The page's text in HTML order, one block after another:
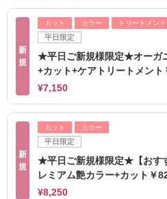
新
規
カット カラー トリートメント
平日限定
★平日ご新規様限定★オーガ
+カット+ケアトリートメント
¥7,150
新
規
カット カラー
平日限定
★平日ご新規様限定★【おす
レミアム艶カラー+カット￥
¥8,250